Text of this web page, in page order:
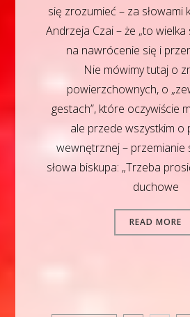
się zrozumieć – za słowami
Andrzeja Czai – że „to
na nawrócenie się i
Nie mówimy tutaj o
powierzchownych, o
gestach”, które oczywiście
ale przede wszystkim o
wewnętrznej – przemianie
słowa biskupa: „Trzeba
duchowe
READ MORE